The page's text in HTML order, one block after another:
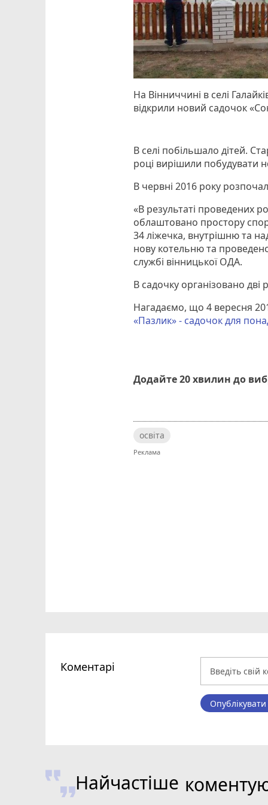
На Вінниччині в селі
відкрили новий садочок
В селі побільшало дітей.
році вирішили побудувати
В червні 2016 року
«В результаті проведених
облаштовано простору
34 ліжечка, внутрішню та
нову котельню та
службі вінницької ОДА.
В садочку організовано дві
Нагадаємо, що 4 вересня
«Пазлик» - садочок для
Додайте 20 хвилин до
освіта
Коментарі
Найчастіше